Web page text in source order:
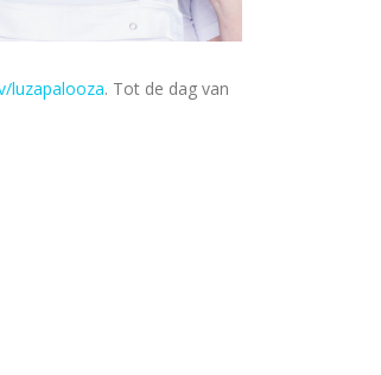
luzapalooza. Tot de dag van